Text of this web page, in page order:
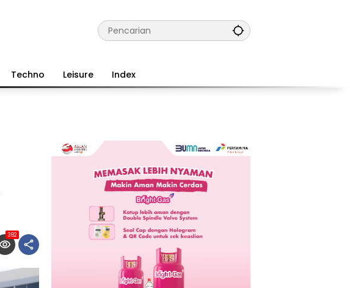
Techno Leisure Index
382